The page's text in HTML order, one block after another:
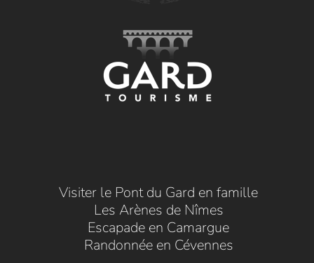
Visiter le Pont du Gard en famille
Les Arènes de Nîmes
Escapade en Camargue
Randonnée en Cévennes